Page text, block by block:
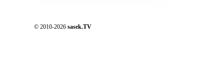
© 2010-2026 sasek.TV